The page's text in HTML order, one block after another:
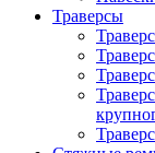
Траверсы